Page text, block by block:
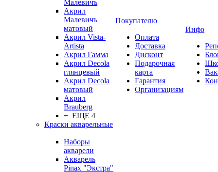
Малевичъ
Акрил
Малевичъ
матовый
Акрил Vista-
Artista
Акрил Гамма
Акрил Decola
глянцевый
Акрил Decola
матовый
Акрил
Brauberg
+ ЕЩЕ 4
Краски акварельные
Наборы
акварели
Акварель
Pinax "Экстра"
Покупателю
Оплата
Доставка
Дисконт
Подарочная
карта
Гарантия
Организациям
Инфо